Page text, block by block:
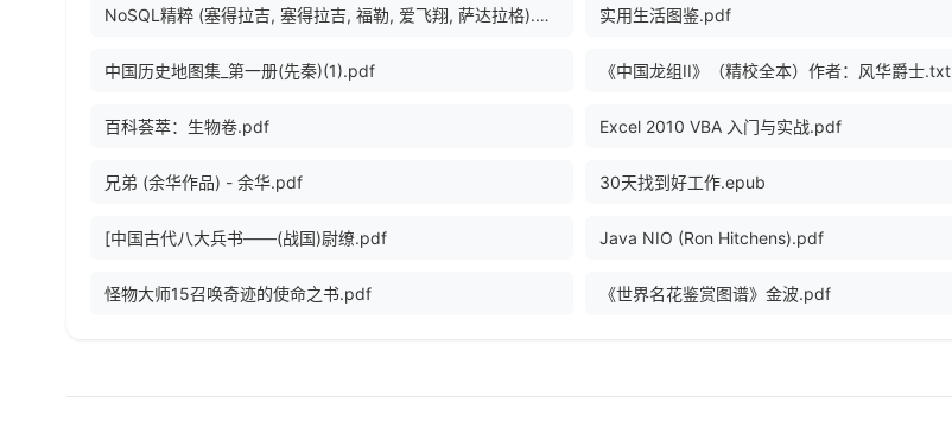
NoSQL精粹 (塞得拉吉, 塞得拉吉, 福勒, 爱飞翔, 萨达拉格).pdf 实用生活图鉴.pdf
中国历史地图集_第一册(先秦)(1).pdf 《中国龙组II》（精校全本）作者：风华爵士.txt
百科荟萃：生物卷.pdf Excel 2010 VBA 入门与实战.pdf
兄弟 (余华作品) - 余华.pdf 30天找到好工作.epub
[中国古代八大兵书——(战国)尉缭.pdf Java NIO (Ron Hitchens).pdf
怪物大师15召唤奇迹的使命之书.pdf 《世界名花鉴赏图谱》金波.pdf